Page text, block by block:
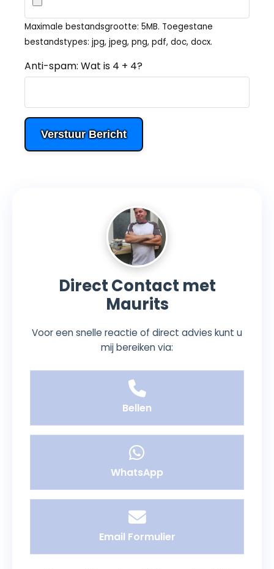
Maximale bestandsgrootte: 5MB. Toegestane
bestandstypes: jpg, jpeg, png, pdf, doc, docx.
Anti-spam: Wat is 4 + 4?
Verstuur Bericht
Direct Contact met
Maurits
Voor een snelle reactie of direct advies kunt u
mij bereiken via:
Bellen
WhatsApp
Email Formulier